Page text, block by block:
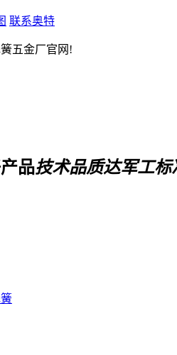
联系奥特
五金厂官网!
品技术品质达军工标